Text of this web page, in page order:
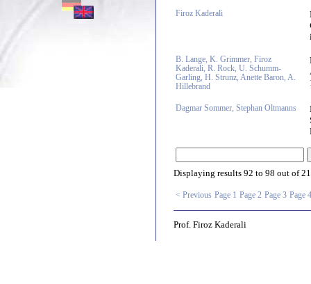
Firoz Kaderali
B. Lange, K. Grimmer, Firoz
Kaderali, R. Rock, U. Schumm-
Garling, H. Strunz, Anette Baron, A.
Hillebrand
Dagmar Sommer, Stephan Oltmanns
Displaying results 92 to 98 out of
< Previous Page 1 Page 2 Page 3 Page 4
Prof. Firoz Kaderali